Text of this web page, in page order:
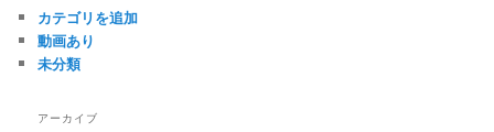
カテゴリを追加
動画あり
未分類
アーカイブ